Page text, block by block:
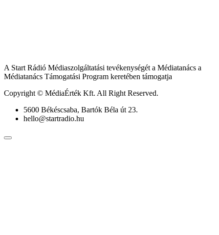
A Start Rádió Médiaszolgáltatási tevékenységét a Médiatanács a
Médiatanács Támogatási Program keretében támogatja
Copyright © MédiaÉrték Kft. All Right Reserved.
5600 Békéscsaba, Bartók Béla út 23.
hello@startradio.hu